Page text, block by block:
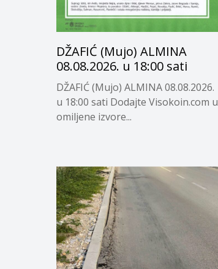
DŽAFIĆ (Mujo) ALMINA
08.08.2026. u 18:00 sati
DŽAFIĆ (Mujo) ALMINA 08.08.2026.
u 18:00 sati Dodajte Visokoin.com u
omiljene izvore...